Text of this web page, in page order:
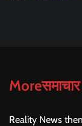
Moreसमाचार
Reality News